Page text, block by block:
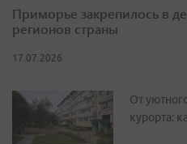
Приморье закрепилось в
регионов страны
17.07.2026
От
курорта: